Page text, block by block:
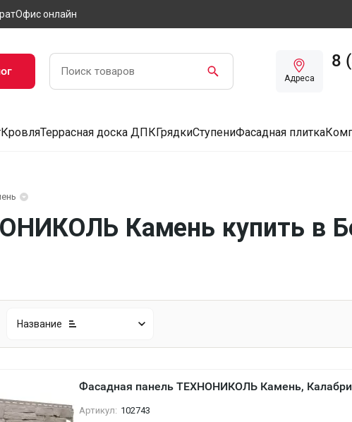
Офис онлайн
Адреса
8
КровляТеррасная доска ДПКГрядкиСтупениФасадная плитка
Камень купить в
Название
Фасадная панель ТЕХНОНИКОЛЬ Камень,
Артикул: 102743